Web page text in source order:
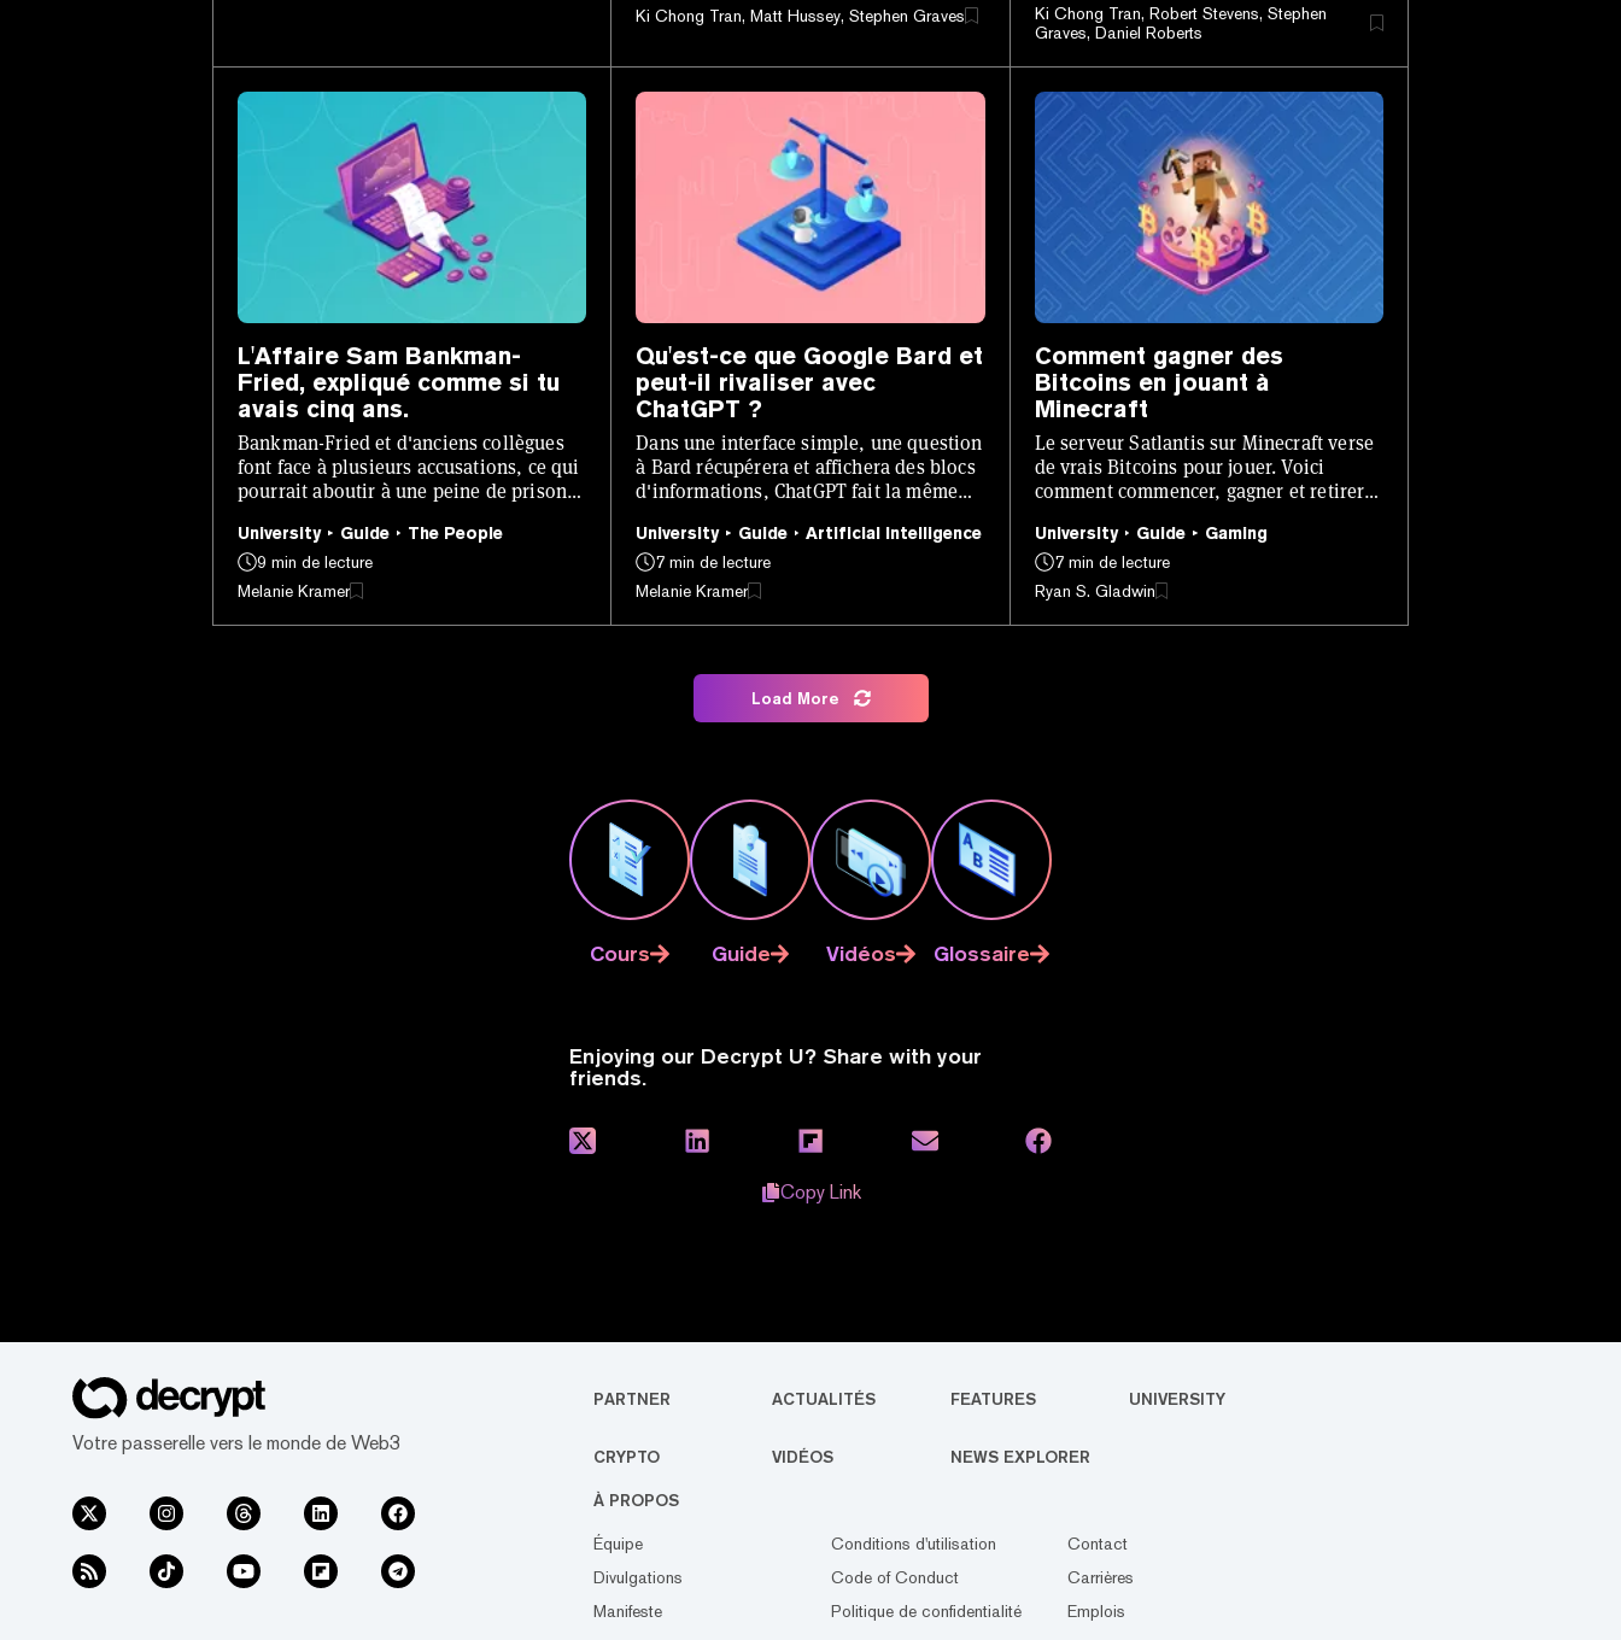
Ki Chong Tran, Matt Hussey, Stephen Graves
Ki Chong Tran, Robert Stevens, Stephen
Graves, Daniel Roberts
L'Affaire Sam Bankman-
Fried, expliqué comme si tu
avais cinq ans.
Bankman-Fried et d'anciens collègues
font face à plusieurs accusations, ce qui
pourrait aboutir à une peine de prison
ans.
University Guide
The People
9 min de lecture
Melanie Kramer
Qu'est-ce que Google Bard et
peut-il rivaliser avec
ChatGPT ?
Dans une interface simple, une question
à Bard récupérera et affichera des blocs
d'informations, ChatGPT fait la même
texte.
University Guide
Artificial Intelligence
7 min de lecture
Melanie Kramer
Comment gagner des
Bitcoins en jouant à
Minecraft
Le serveur Satlantis sur Minecraft verse
de vrais Bitcoins pour jouer. Voici
comment commencer, gagner et retirer
University Guide
Gaming
7 min de lecture
Ryan S. Gladwin
Load More
Cours Guide Vidéos Glossaire
Enjoying our Decrypt U? Share with your
friends.
Copy Link
Votre passerelle vers le monde de Web3
PARTNER ACTUALITÉS FEATURES UNIVERSITY
CRYPTO VIDÉOS NEWS EXPLORER
À PROPOS
Équipe
Divulgations
Manifeste
Conditions d'utilisation
Code of Conduct
Politique de confidentialité
Contact
Carrières
Emplois